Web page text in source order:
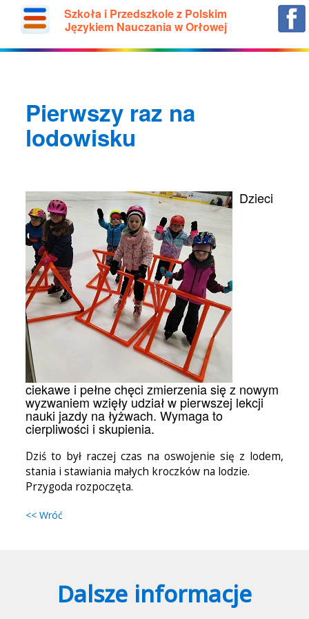
Szkoła i Przedszkole z Polskim
Językiem Nauczania w Orłowej
Pierwszy raz na
lodowisku
Dzieci
ciekawe i pełne chęci zmierzenia się z nowym
wyzwaniem wzięły udział w pierwszej lekcji
nauki jazdy na łyżwach. Wymaga to
cierpliwości i skupienia.
Dziś to był raczej czas na oswojenie się z lodem,
stania i stawiania małych kroczków na lodzie.
Przygoda rozpoczęta.
<< Wróć
Dalsze informacje